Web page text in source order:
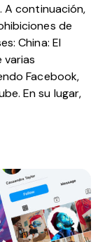
A continuación,
de
China: El
varias
Facebook,
En su lugar,